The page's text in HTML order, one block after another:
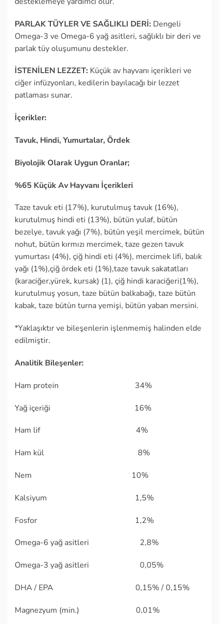
PARLAK TÜYLER VE SAĞLIKLI DERİ: Dengeli
Omega-3 ve Omega-6 yağ asitleri, sağlıklı bir deri ve
parlak tüy oluşumunu destekler.
İSTENİLEN LEZZET: Küçük av hayvanı içerikleri ve
ciğer infüzyonları, kedilerin bayılacağı bir lezzet
patlaması sunar.
İçerikler:
Tavuk, Hindi, Yumurtalar, Ördek
Biyolojik Olarak Uygun Oranlar;
%65 Küçük Av Hayvanı İçerikleri
Taze tavuk eti (17%), kurutulmuş tavuk (16%),
kurutulmuş hindi eti (13%), bütün yulaf, bütün
bezelye, tavuk yağı (7%), bütün yeşil mercimek, bütün
nohut, bütün kırmızı mercimek, taze gezen tavuk
yumurtası (4%), çiğ hindi eti (4%), mercimek lifi, balık
yağı (1%),çiğ ördek eti (1%),taze tavuk sakatatları
(karaciğer,yürek, kursak) (1), çiğ hindi karaciğeri(1%),
kurutulmuş yosun, taze bütün balkabağı, taze bütün
kabak, taze bütün turna yemişi, bütün yaban mersini.
*Yaklaşıktır ve bileşenlerin işlenmemiş halinden elde
edilmiştir.
Analitik Bileşenler:
Ham protein 34%
Yağ içeriği 16%
Ham lif 4%
Ham kül 8%
Nem 10%
Kalsiyum 1,5%
Fosfor 1,2%
Omega-6 yağ asitleri 2,8%
Omega-3 yağ asitleri 0,05%
DHA / EPA 0,15% / 0,15%
Magnezyum (min.) 0,01%